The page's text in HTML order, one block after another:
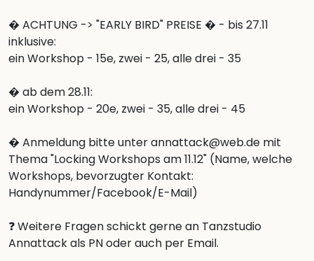
� ACHTUNG -> "EARLY BIRD" PREISE � - bis 27.11
inklusive:
ein Workshop - 15e, zwei - 25, alle drei - 35
� ab dem 28.11:
ein Workshop - 20e, zwei - 35, alle drei - 45
� Anmeldung bitte unter annattack@web.de mit
Thema "Locking Workshops am 11.12" (Name, welche
Workshops, bevorzugter Kontakt:
Handynummer/Facebook/E-Mail)
❓ Weitere Fragen schickt gerne an Tanzstudio
Annattack als PN oder auch per Email.